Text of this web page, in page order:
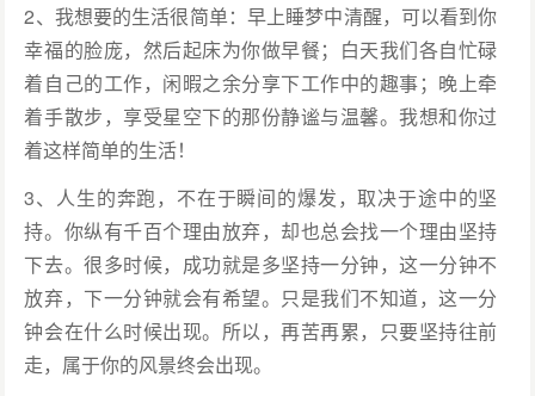
2、我想要的生活很简单：早上睡梦中清醒，可以看到你
幸福的脸庞，然后起床为你做早餐；白天我们各自忙碌
着自己的工作，闲暇之余分享下工作中的趣事；晚上牵
着手散步，享受星空下的那份静谧与温馨。我想和你过
着这样简单的生活！
3、人生的奔跑，不在于瞬间的爆发，取决于途中的坚
持。你纵有千百个理由放弃，却也总会找一个理由坚持
下去。很多时候，成功就是多坚持一分钟，这一分钟不
放弃，下一分钟就会有希望。只是我们不知道，这一分
钟会在什么时候出现。所以，再苦再累，只要坚持往前
走，属于你的风景终会出现。